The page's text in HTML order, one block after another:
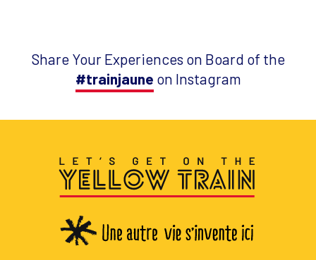
Share Your Experiences on Board of the
#trainjaune on Instagram